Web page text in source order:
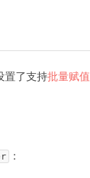
置了支持批量赋值
：